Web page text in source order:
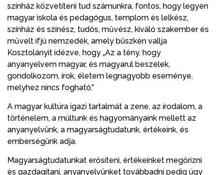
színház közvetíteni tud számunkra, fontos, hogy legyen
magyar iskola és pedagógus, templom és lelkész,
színház és színész, tudós, művész, kiváló szakember és
művelt ifjú nemzedék, amely büszkén vallja
Kosztolányit idézve, hogy „Az a tény, hogy
anyanyelvem magyar, és magyarul beszélek,
gondolkozom, írok, életem legnagyobb eseménye,
melyhez nincs fogható.”
A magyar kultúra igazi tartalmát a zene, az irodalom, a
történelem, a múltunk és hagyományaink mellett az
anyanyelvünk, a magyarságtudatunk, értékeink, és
emberségünk adja.
Magyarságtudatunkat erősíteni, értékeinket megőrizni
és gazdagítani, anyanyelvünket továbbadni pedig úgy